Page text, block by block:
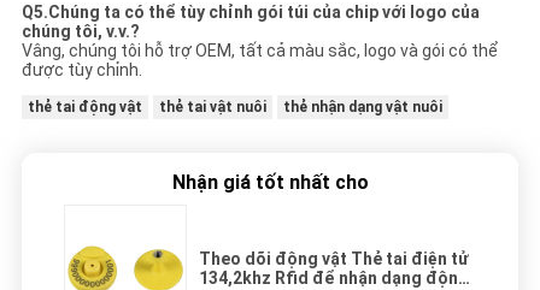
Q5.Chúng ta có thể tùy chỉnh gói túi của chip với logo của
chúng tôi, v.v.?
Vâng, chúng tôi hỗ trợ OEM, tất cả màu sắc, logo và gói có thể
được tùy chỉnh.
thẻ tai động vật thẻ tai vật nuôi thẻ nhận dạng vật nuôi
Nhận giá tốt nhất cho
Theo dõi động vật Thẻ tai điện tử
134,2khz Rfid để nhận dạng động